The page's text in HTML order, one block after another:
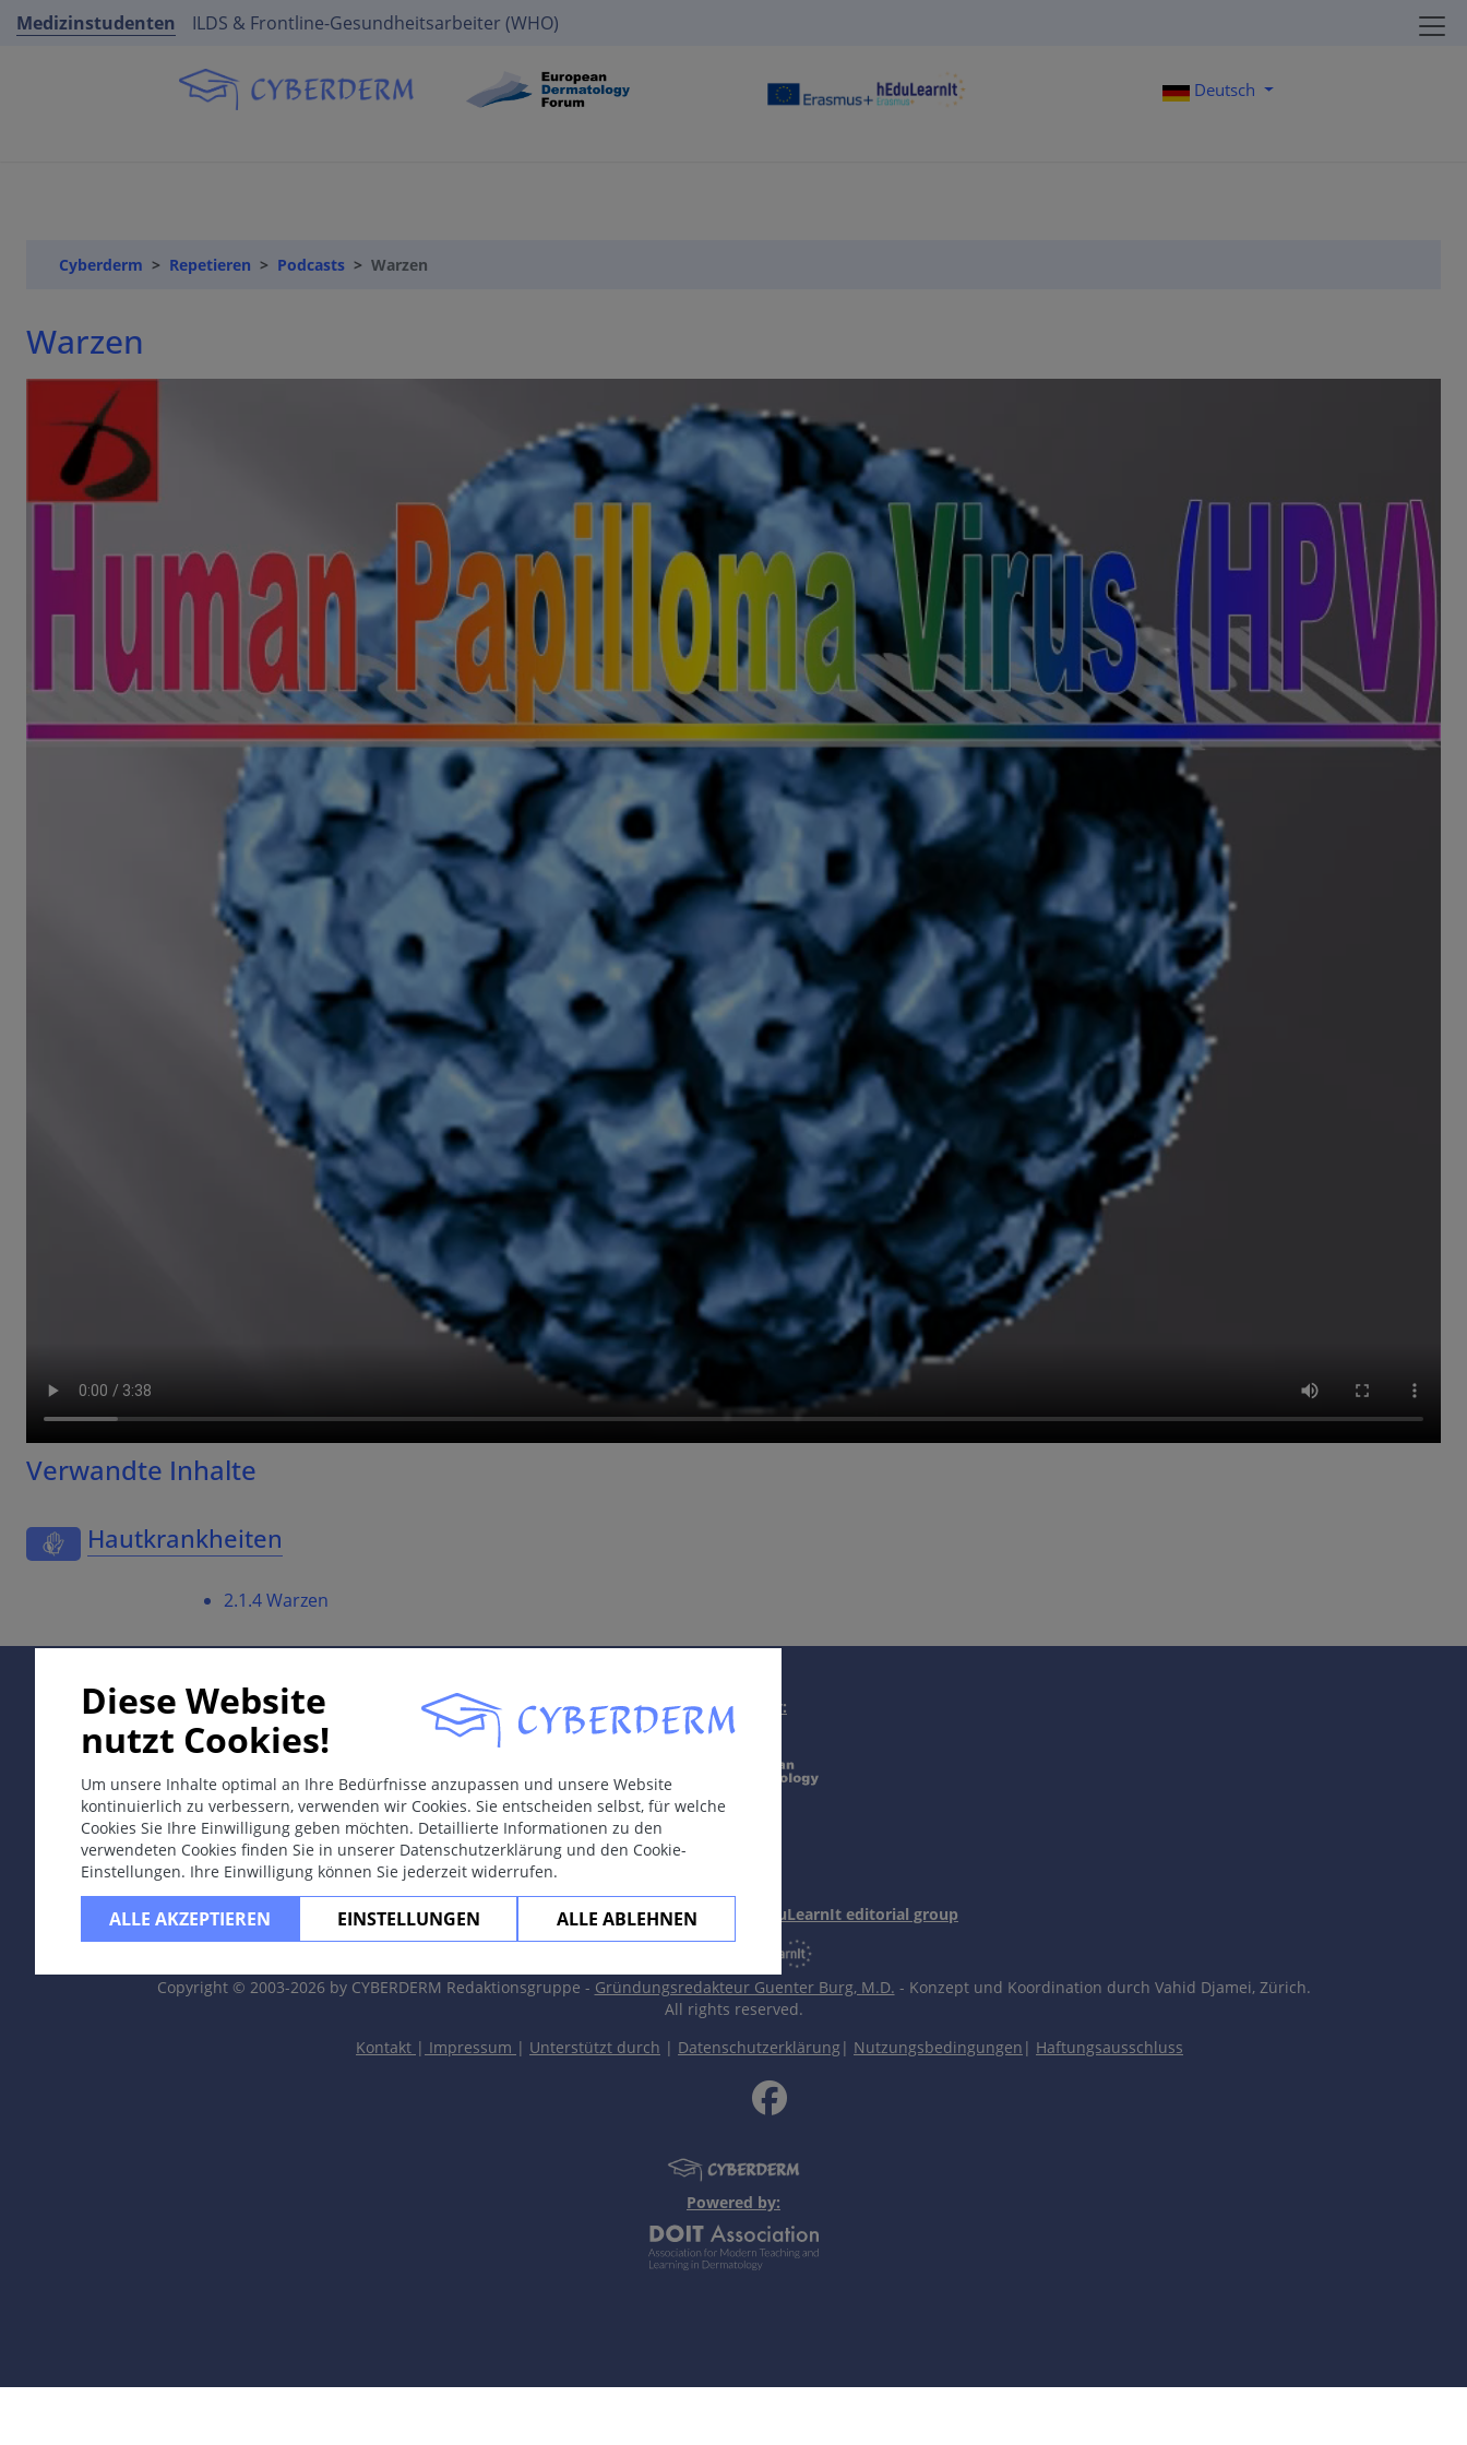
Medizinstudenten ILDS & Frontline-Gesundheitsarbeiter (WHO)
Deutsch
Cyberderm Repetieren Podcasts Warzen
Warzen
Verwandte Inhalte
Hautkrankheiten
2.1.4 Warzen
Diese Website
nutzt Cookies!
Um unsere Inhalte optimal an Ihre Bedürfnisse anzupassen und unsere Website
kontinuierlich zu verbessern, verwenden wir Cookies. Sie entscheiden selbst, für welche
Cookies Sie Ihre Einwilligung geben möchten. Detaillierte Informationen zu den
verwendeten Cookies finden Sie in unserer Datenschutzerklärung und den Cookie-
Einstellungen. Ihre Einwilligung können Sie jederzeit widerrufen.
ALLE AKZEPTIEREN EINSTELLUNGEN ALLE ABLEHNEN
Supported by:
In collaboration with Erasmus+ hEduLearnIt editorial group
Copyright © 2003-2026 by CYBERDERM Redaktionsgruppe - Gründungsredakteur Guenter Burg, M.D. - Konzept und Koordination durch Vahid Djamei, Zürich.
All rights reserved.
Kontakt | Impressum | Unterstützt durch | Datenschutzerklärung | Nutzungsbedingungen | Haftungsausschluss
Powered by: